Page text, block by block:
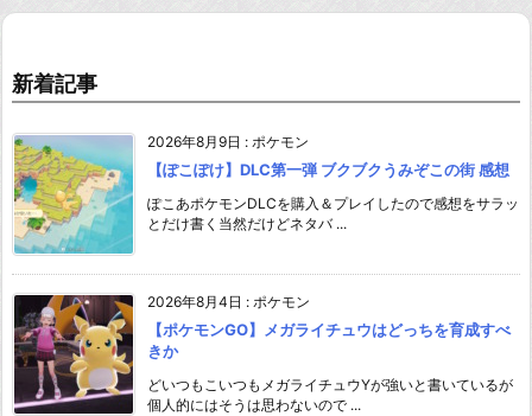
新着記事
2026年8月9日 : ポケモン
【ぽこぽけ】DLC第一弾 ブクブクうみぞこの街 感想
ぽこあポケモンDLCを購入＆プレイしたので感想をサラッ
とだけ書く当然だけどネタバ ...
2026年8月4日 : ポケモン
【ポケモンGO】メガライチュウはどっちを育成すべ
きか
どいつもこいつもメガライチュウYが強いと書いているが
個人的にはそうは思わないので ...